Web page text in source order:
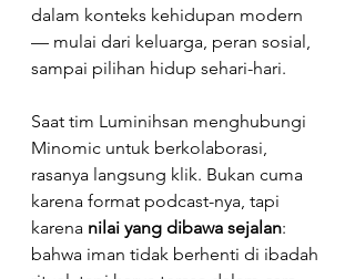
dalam konteks kehidupan modern
— mulai dari keluarga, peran sosial,
sampai pilihan hidup sehari-hari.
Saat tim Luminihsan menghubungi
Minomic untuk berkolaborasi,
rasanya langsung klik. Bukan cuma
karena format podcast-nya, tapi
karena nilai yang dibawa sejalan:
bahwa iman tidak berhenti di ibadah